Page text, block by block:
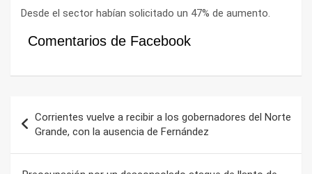
Desde el sector habían solicitado un 47% de aumento.
Comentarios de Facebook
de
entradas
Corrientes vuelve a recibir a los gobernadores del Norte
Grande, con la ausencia de Fernández